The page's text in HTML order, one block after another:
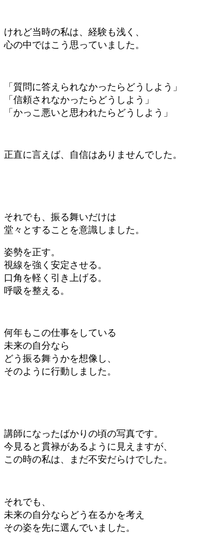
けれど当時の私は、経験も浅く、
心の中ではこう思っていました。
「質問に答えられなかったらどうしよう」
「信頼されなかったらどうしよう」
「かっこ悪いと思われたらどうしよう」
正直に言えば、自信はありませんでした。
それでも、振る舞いだけは
堂々とすることを意識しました。
姿勢を正す。
視線を強く安定させる。
口角を軽く引き上げる。
呼吸を整える。
何年もこの仕事をしている
未来の自分なら
どう振る舞うかを想像し、
そのように行動しました。
講師になったばかりの頃の写真です。
今見ると貫禄があるように見えますが、
この時の私は、まだ不安だらけでした。
それでも、
未来の自分ならどう在るかを考え
その姿を先に選んでいました。